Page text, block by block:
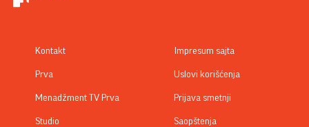
Kontakt
Prva
Menadžment TV Prva
Studio
Impresum sajta
Uslovi korišćenja
Prijava smetnji
Saopštenja